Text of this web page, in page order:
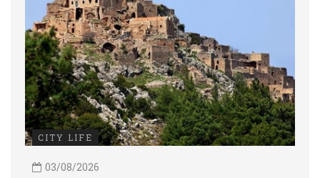
CITY LIFE
03/08/2026